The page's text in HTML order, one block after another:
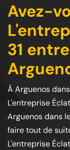
Avez-
31
À Arguenos
L'entreprise
Arguenos dans
faire tout de
L'entreprise